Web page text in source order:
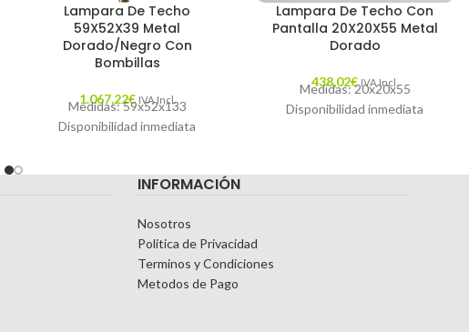
Lampara De Techo
59X52X39 Metal
Dorado/Negro Con
Bombillas
1.067,22€ IVA Incl.
Medidas: 59x52x133
Disponibilidad inmediata
Lampara De Techo Con
Pantalla 20X20X55 Metal
Dorado
438,02€ IVA Incl.
Medidas: 20x20x55
Disponibilidad inmediata
INFORMACIÓN
Nosotros
Politica de Privacidad
Terminos y Condiciones
Metodos de Pago